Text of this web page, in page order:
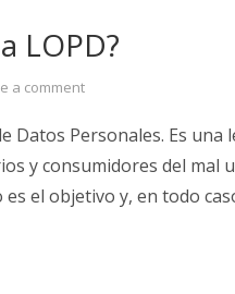
LOPD?
a comment
Datos Personales. Es
y consumidores del mal
el objetivo y, en todo